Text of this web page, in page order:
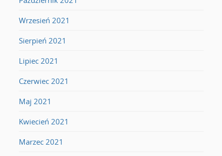
Wrzesień 2021
Sierpień 2021
Lipiec 2021
Czerwiec 2021
Maj 2021
Kwiecień 2021
Marzec 2021